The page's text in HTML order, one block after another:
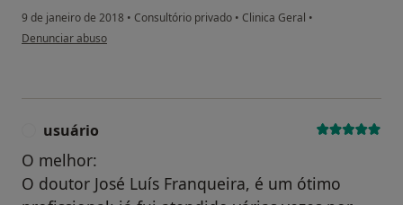
9 de janeiro de 2018 • Consultório privado • Clinica Geral •
na opinião do utilizador Conta eliminada
Denunciar abuso
usuário
O melhor:
O doutor José Luís Franqueira, é um ótimo